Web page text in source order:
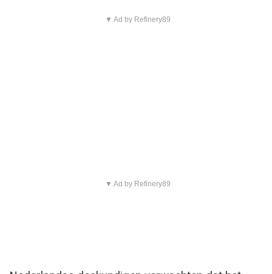
▼ Ad by Refinery89
▼ Ad by Refinery89